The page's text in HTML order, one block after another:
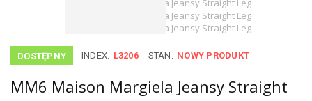
DOSTĘPNY INDEX: L3206 STAN: NOWY PRODUKT
MM6 Maison Margiela Jeansy Straight